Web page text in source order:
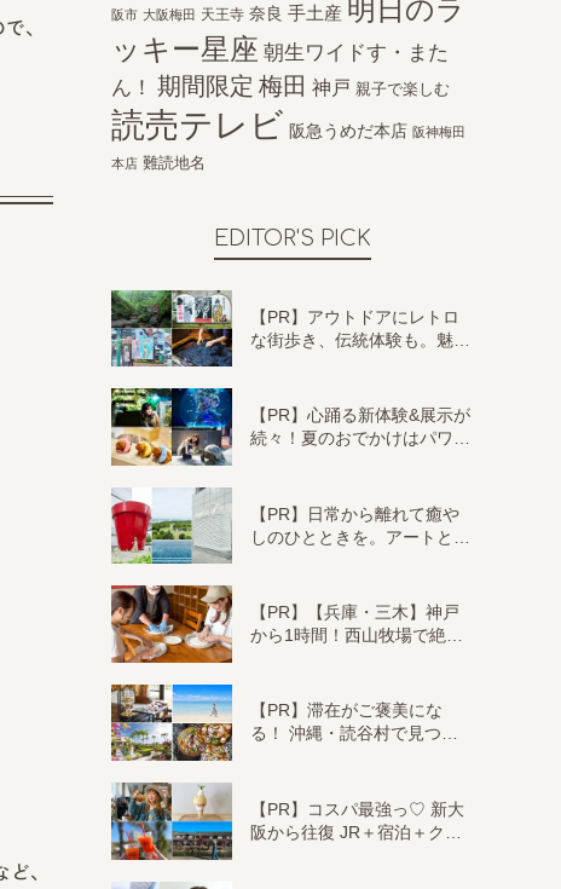
、
、
阪市 大阪梅田 天王寺 奈良 手土産 明日のラ
ッキー星座 朝生ワイドす・また
ん！ 期間限定 梅田 神戸 親子で楽しむ
読売テレビ 阪急うめだ本店 阪神梅田
本店 難読地名
EDITOR'S PICK
【PR】アウトドアにレトロ
な街歩き、伝統体験も。魅…
【PR】心踊る新体験&展示が
続々！夏のおでかけはパワ…
【PR】日常から離れて癒や
しのひとときを。アートと…
【PR】【兵庫・三木】神戸
から1時間！西山牧場で絶…
【PR】滞在がご褒美にな
る！ 沖縄・読谷村で見つ…
【PR】コスパ最強っ♡ 新大
阪から往復 JR＋宿泊＋ク…